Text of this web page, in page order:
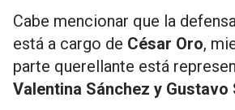
Cabe mencionar que la
está a cargo de César Oro,
parte querellante está
Valentina Sánchez y Gustavo